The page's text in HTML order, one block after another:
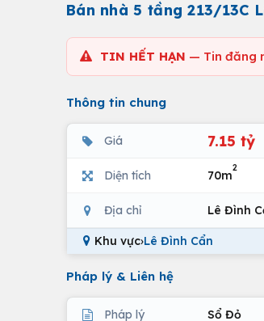
Bán nhà 5 tầng 213/13C
TIN HẾT HẠN — Tin đăng
Thông tin chung
Giá 7.15 tỷ
Diện tích 70m
2
Địa chỉ Lê Đình
Khu vực›Lê Đình Cẩn
Pháp lý & Liên hệ
Pháp lý Sổ Đỏ